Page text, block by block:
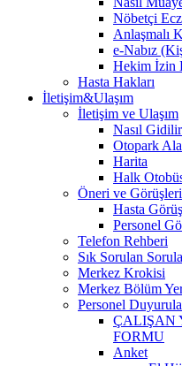
Nöbetçi
Anlaşmalı
e-Nabız
Hekim İzin
Hasta Hakları
İletişim&Ulaşım
İletişim ve Ulaşım
Nasıl Gidilir
Otopark
Harita
Halk
Öneri ve
Hasta
Personel
Telefon Rehberi
Sık Sorulan
Merkez Krokisi
Merkez Bölüm
Personel
ÇALIŞAN
FORMU
Anket